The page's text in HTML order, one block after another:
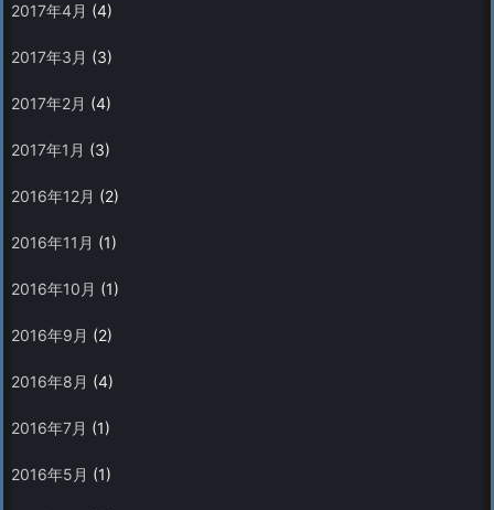
2017年4月 (4)
2017年3月 (3)
2017年2月 (4)
2017年1月 (3)
2016年12月 (2)
2016年11月 (1)
2016年10月 (1)
2016年9月 (2)
2016年8月 (4)
2016年7月 (1)
2016年5月 (1)